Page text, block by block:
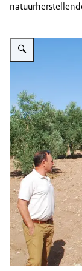
Vergroot afbeelding